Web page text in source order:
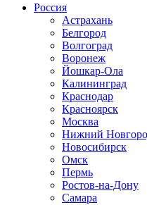
Россия
Астрахань
Белгород
Волгоград
Воронеж
Йошкар-Ола
Калининград
Краснодар
Красноярск
Москва
Нижний
Новосибирск
Омск
Пермь
Ростов-на-Дону
Самара